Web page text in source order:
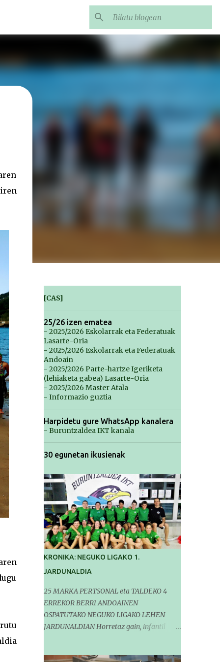
[CAS]
25/26 izen ematea
- 2025/2026 Eskolarrak eta Federatuak
Lasarte-Oria
- 2025/2026 Eskolarrak eta Federatuak
Andoain
- 2025/2026 Parte-hartze Igeriketa
(lehiaketa gabea) Lasarte-Oria
- 2025/2026 Master Atala
- Informazio guztia
Harpidetu gure WhatsApp kanalera
- Buruntzaldea IKT kanala
30 egunetan ikusienak
KRONIKA: NEGUKO LIGAKO 1.
JARDUNALDIA
25 MARKA PERTSONAL eta TALDEKO 4
ERREKOR BERRI ANDOAINEN
OSPATUTAKO NEGUKO LIGAKO LEHEN
JARDUNALDIAN Horretaz gain, infantil